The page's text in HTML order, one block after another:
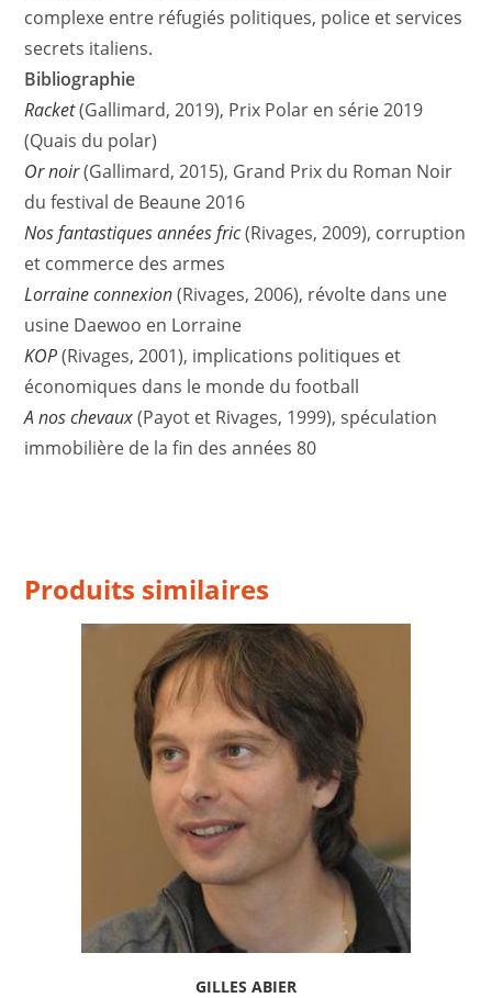
complexe entre réfugiés politiques, police et services
secrets italiens.
Bibliographie
Racket(Gallimard, 2019), Prix Polar en série 2019
(Quais du polar)
Or noir(Gallimard, 2015), Grand Prix du Roman Noir
du festival de Beaune 2016
Nos fantastiques années fric(Rivages, 2009), corruption
et commerce des armes
Lorraine connexion(Rivages, 2006), révolte dans une
usine Daewoo en Lorraine
KOP(Rivages, 2001), implications politiques et
économiques dans le monde du football
A nos chevaux(Payot et Rivages, 1999), spéculation
immobilière de la fin des années 80
Produits similaires
GILLES ABIER